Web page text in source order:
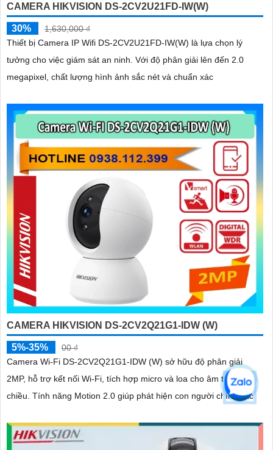
CAMERA HIKVISION DS-2CV2U21FD-IW(W)
30%
1,630,000 ₫
Thiết bị Camera IP Wifi DS-2CV2U21FD-IW(W) là lựa chọn lý
tưởng cho việc giám sát an ninh. Với độ phân giải lên đến 2.0
megapixel, chất lượng hình ảnh sắc nét và chuẩn xác
CAMERA HIKVISION DS-2CV2Q21G1-IDW (W)
5%-35%
00 ₫
Camera Wi-Fi DS-2CV2Q21G1-IDW (W) sở hữu độ phân giải
2MP, hỗ trợ kết nối Wi-Fi, tích hợp micro và loa cho âm thanh hai
chiều. Tính năng Motion 2.0 giúp phát hiện con người chính xác